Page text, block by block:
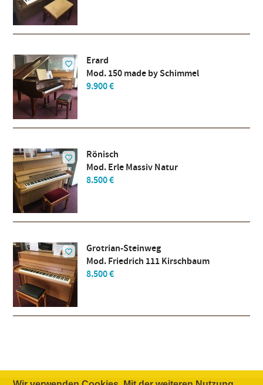
Erard
Mod. 150 made by Schimmel
9.900 €
Rönisch
Mod. Erle Massiv Natur
8.500 €
Grotrian-Steinweg
Mod. Friedrich 111 Kirschbaum
8.500 €